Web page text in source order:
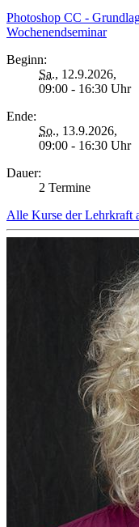
Photoshop CC -
Wochenendseminar
Beginn:
Sa., 12.9.2026,
09:00 - 16:30 Uhr
Ende:
So., 13.9.2026,
09:00 - 16:30 Uhr
Dauer:
2 Termine
Alle Kurse der Lehrkraft